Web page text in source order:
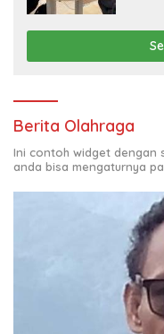
Berita Olahraga
Ini contoh widget dengan
anda bisa mengaturnya